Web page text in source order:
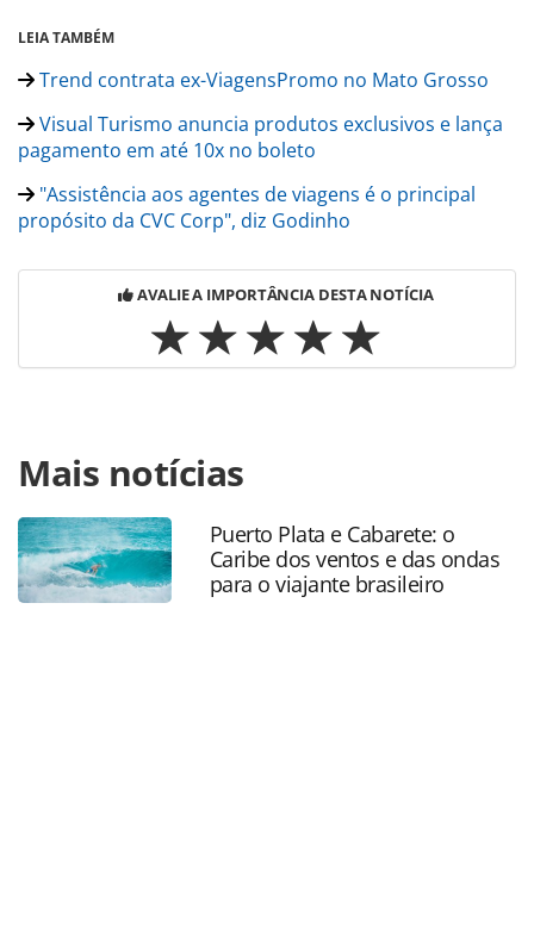
LEIA TAMBÉM
Trend contrata ex-ViagensPromo no Mato Grosso
Visual Turismo anuncia produtos exclusivos e lança
pagamento em até 10x no boleto
"Assistência aos agentes de viagens é o principal
propósito da CVC Corp", diz Godinho
AVALIE A IMPORTÂNCIA DESTA NOTÍCIA
https://www.panrotas.com.br/gente/movimentacao/2025/
contrata-ex-frt-e-europlus-como-executiva-de-vendas-no-
rs_215454.html ou as ferramentas oferecidas na página.
Todo o conteúdo produzido pela PANROTAS Editora é
protegido pela legislação brasileira sobre direito autoral.
Não reproduza o conteúdo sem autorização da PANROTAS
Mais notícias
Puerto Plata e Cabarete: o
Caribe dos ventos e das ondas
para o viajante brasileiro